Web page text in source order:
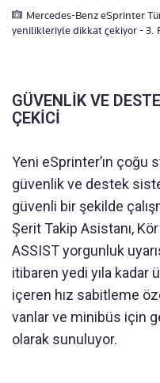
Mercedes-Benz eSprinter
yenilikleriyle dikkat çekiyor - 3.
GÜVENLİK VE
ÇEKİCİ
Yeni eSprinter’ın çoğu
güvenlik ve destek
güvenli bir şekilde
Şerit Takip Asistanı,
ASSIST yorgunluk
itibaren yedi yıla
içeren hız sabitleme
vanlar ve minibüs için
olarak sunuluyor.